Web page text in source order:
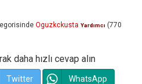
Oguzkckusta Yardımcı (770
daha hızlı cevap alın
Twitter WhatsApp